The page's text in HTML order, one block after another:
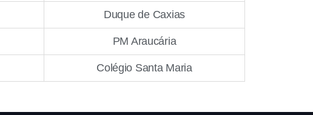
Duque de Caxias
PM Araucária
Colégio Santa Maria